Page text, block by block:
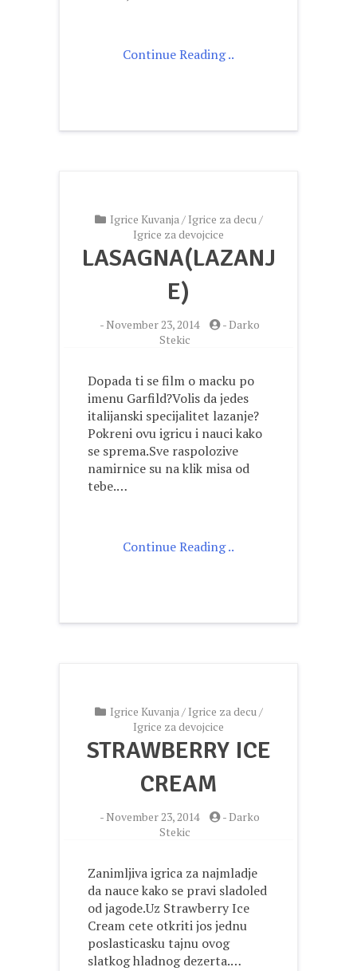
Continue Reading ..
Igrice Kuvanja/ Igrice za decu/
Igrice za devojcice
LASAGNA(LAZANJ
E)
-November 23, 2014 -Darko
Stekic
Dopada ti se film o macku po
imenu Garfild?Volis da jedes
italijanski specijalitet lazanje?
Pokreni ovu igricu i nauci kako
se sprema.Sve raspolozive
namirnice su na klik misa od
tebe.…
Continue Reading ..
Igrice Kuvanja/ Igrice za decu/
Igrice za devojcice
STRAWBERRY ICE
CREAM
-November 23, 2014 -Darko
Stekic
Zanimljiva igrica za najmladje
da nauce kako se pravi sladoled
od jagode.Uz Strawberry Ice
Cream cete otkriti jos jednu
poslasticasku tajnu ovog
slatkog hladnog dezerta.…